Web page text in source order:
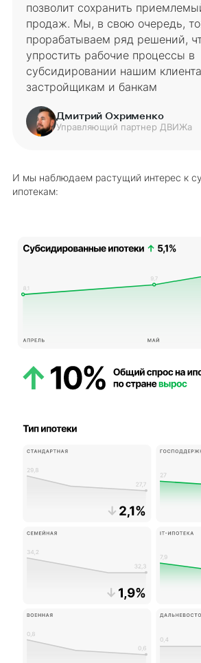
позволит сохранить
продаж. Мы, в свою очередь,
прорабатываем ряд решений,
упростить рабочие процессы в
субсидировании нашим
застройщикам и банкам
Дмитрий Охрименко
Управляющий партнер ДВИЖа
И мы наблюдаем растущий интерес к
ипотекам: